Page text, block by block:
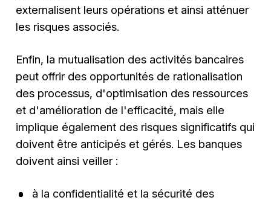
externalisent leurs opérations et ainsi atténuer
les risques associés.
Enfin, la mutualisation des activités bancaires
peut offrir des opportunités de rationalisation
des processus, d'optimisation des ressources
et d'amélioration de l'efficacité, mais elle
implique également des risques significatifs qui
doivent être anticipés et gérés. Les banques
doivent ainsi veiller :
à la confidentialité et la sécurité des